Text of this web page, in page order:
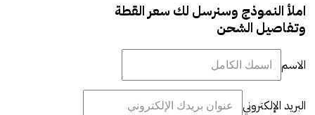
املأ النموذج وسنرسل لك سعر القطة
وتفاصيل الشحن
الاسم
البريد الإلكتروني